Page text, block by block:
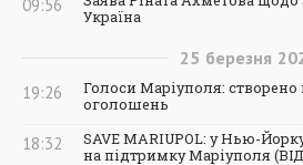
09:56
Україна
25 березня
19:26
Голоси Маріуполя:
оголошень
18:32
SAVE MARIUPOL: у Нью-
на підтримку Маріуполя